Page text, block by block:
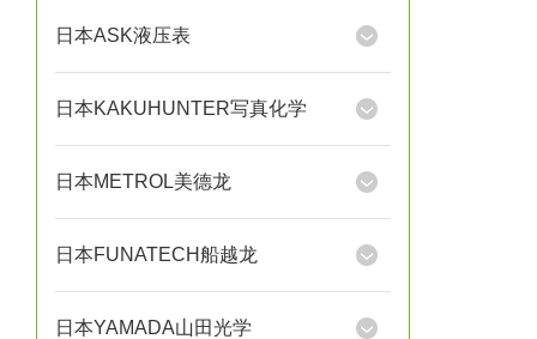
日本ASK液压表
日本KAKUHUNTER写真化学
日本METROL美德龙
日本FUNATECH船越龙
日本YAMADA山田光学